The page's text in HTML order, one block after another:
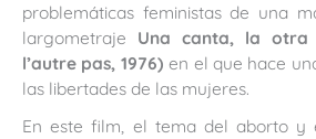
problemáticas feministas de una
largometraje Una canta, la
l’autre pas, 1976) en el que hace
las libertades de las mujeres.
En este film, el tema del aborto y